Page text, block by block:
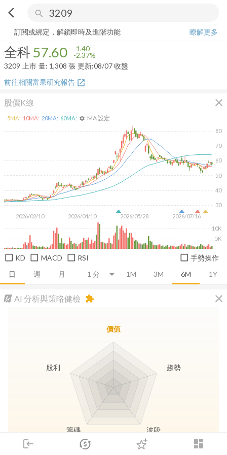
arrow_back_ios search
login dashboard
市場 登入
全科 57.60-2.37%
訂閱或綁定，解鎖即時及進階功能
瞭解更多
全科 57.60 -1.40
-2.37%
3209
上市 量: 1,308 張 更新:08/07 收盤
前往相關富果研究報告 open_in_new
股價K線 close
日 週 月 1M 3M 6M 1Y
2026/02/10 2026/04/10 2026/05/28 2026/07/16
30
40
50
60
70
80
5K
10K
5MA: 10MA: 20MA: 60MA: settings MA 設定
KD MACD RSI 手勢操作
AI 分析與策略健檢 close
extension
價值
趨勢
波段
籌碼
股利